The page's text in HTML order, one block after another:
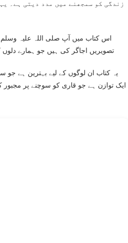
زندگی کو سمجھنے میں مدد دیتی ہے۔
اس کتاب میں آپ صلی اللہ علیہ وسلم
تصویریں اجاگر کی ہیں جو ہمارے
یہ کتاب ان لوگوں کے لیے بہترین ہے
ایک توازن ہے جو قاری کو سوچنے پر